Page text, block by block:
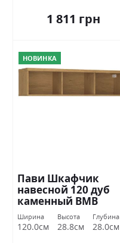
1 811 грн
НОВИНКА
Пави Шкафчик
навесной 120 дуб
каменный ВМВ
Холдинг
Ширина
120.0см
Высота
28.8см
Глубина
28.0см